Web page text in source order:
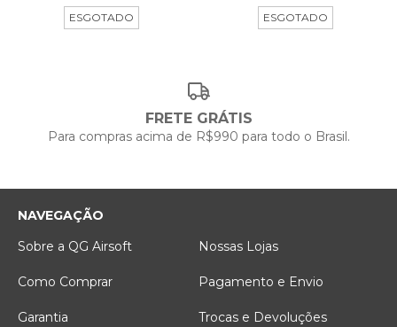
ESGOTADO
ESGOTADO
FRETE GRÁTIS
Para compras acima de R$990 para todo o Brasil.
NAVEGAÇÃO
Sobre a QG Airsoft
Nossas Lojas
Como Comprar Pagamento e Envio
Garantia Trocas e Devoluções